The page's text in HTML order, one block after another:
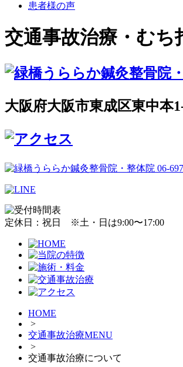
患者様の声
交通事故治療・むち
大阪府大阪市東成区東中本
定休日：祝日 ※土・日は9:00〜17:00
HOME
>
交通事故治療MENU
>
交通事故治療について